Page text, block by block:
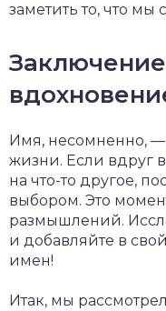
заметить то, что мы
Имя, несомненно, —
жизни. Если вдруг
на что-то другое,
выбором. Это
размышлений.
и добавляйте в
имен!
Итак, мы